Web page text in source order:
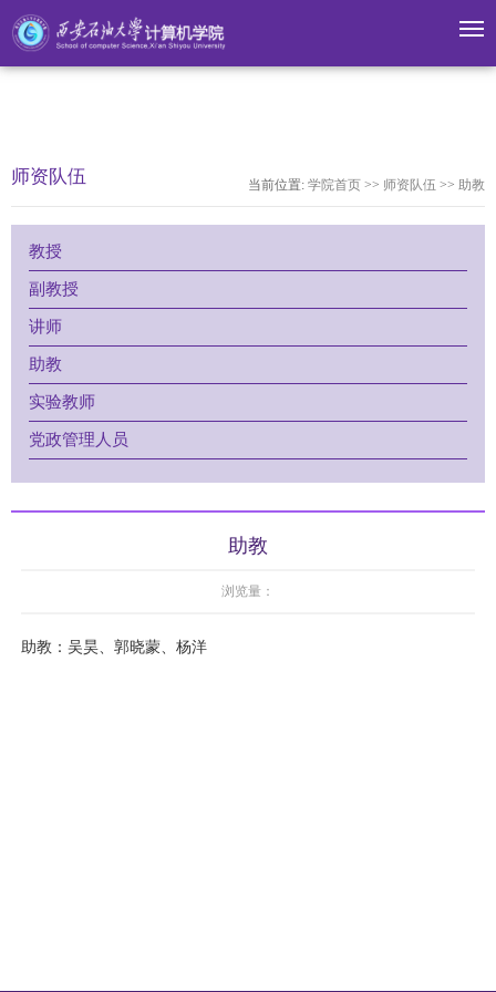
米兰·(milan)中国官网
师资队伍 当前位置: 学院首页 >> 师资队伍 >> 助教
教授
副教授
讲师
助教
实验教师
党政管理人员
助教
浏览量：
助教：吴昊、郭晓蒙、杨洋